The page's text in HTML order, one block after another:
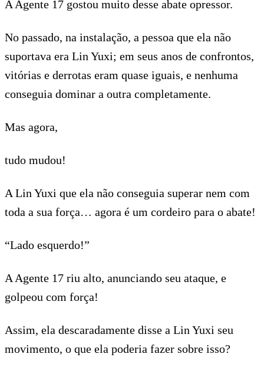
A Agente 17 gostou muito desse abate opressor.
No passado, na instalação, a pessoa que ela não
suportava era Lin Yuxi; em seus anos de confrontos,
vitórias e derrotas eram quase iguais, e nenhuma
conseguia dominar a outra completamente.
Mas agora,
tudo mudou!
A Lin Yuxi que ela não conseguia superar nem com
toda a sua força… agora é um cordeiro para o abate!
“Lado esquerdo!”
A Agente 17 riu alto, anunciando seu ataque, e
golpeou com força!
Assim, ela descaradamente disse a Lin Yuxi seu
movimento, o que ela poderia fazer sobre isso?